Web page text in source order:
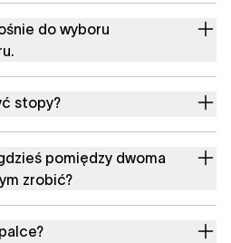
do wyboru
stopy?
pomiędzy dwoma
zrobić?